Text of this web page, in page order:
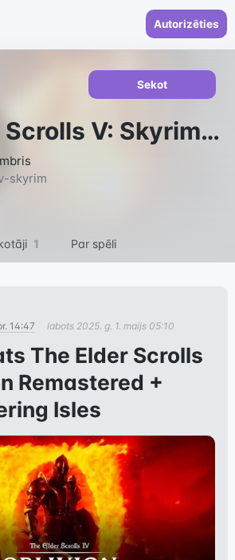
Autorizēties
The Elder Scrolls V: Skyrim84
skyrim
Sekot
1 Par spēli
14:47 labots 2025. g. 1. maijs 05:10
The Elder Scrolls
Remastered +
Isles